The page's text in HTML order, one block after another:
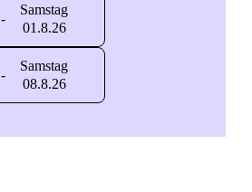
-
Samstag
01.8.26
-
Samstag
08.8.26